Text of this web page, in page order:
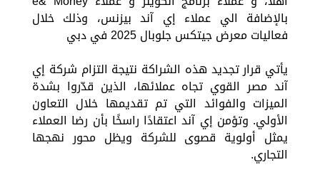
بالإضافة الي عملاء إي آند بيزنس، وذلك خلال
فعاليات معرض جيتكس جلوبال 2025 في دبي
يأتي قرار تجديد هذه الشراكة نتيجة التزام شركة إي
آند مصر القوي تجاه عملائها، الذين قدّروا بشدة
الميزات والفوائد التي تم تقديمها خلال التعاون
الأولي. وتؤمن إي آند اعتقادًا راسخًا بأن رضا العملاء
يمثل أولوية قصوى للشركة ويظل محور نهجها
التجاري.